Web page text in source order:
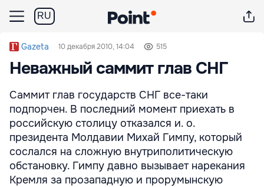
RU
Gazeta 10 декабря 2010, 14:04 515
Неважный саммит глав СНГ
Саммит глав государств СНГ все-таки
подпорчен. В последний момент приехать в
российскую столицу отказался и. о.
президента Молдавии Михай Гимпу, который
сослался на сложную внутриполитическую
обстановку. Гимпу давно вызывает нарекания
Кремля за прозападную и прорумынскую